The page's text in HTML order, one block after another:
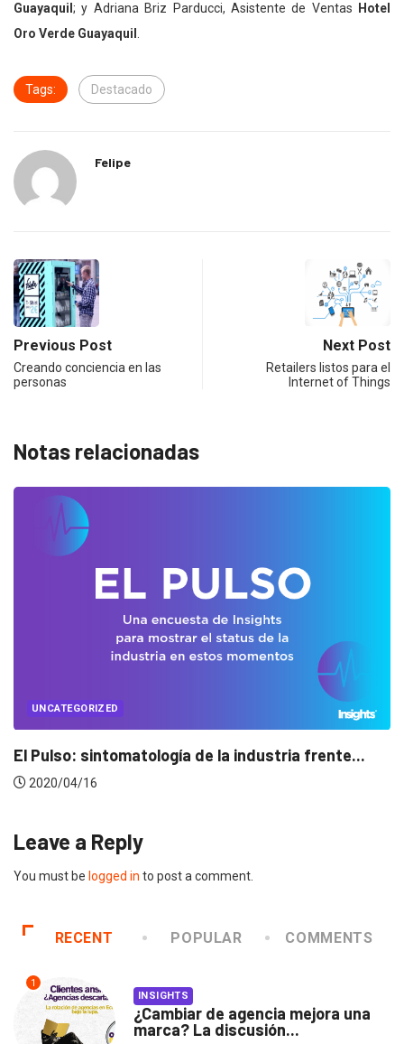
Guayaquil ; y Adriana Briz Parducci, Asistente de Ventas
Hotel
Oro Verde Guayaquil
Tags: Destacado
Felipe
Previous Post
Creando conciencia en las
personas
Next Post
Retailers listos para el
Internet of Things
Notas relacionadas
UNCATEGORIZED
Conectados en época de pausa
2020/04/14
Leave a Reply
You must be logged in to post a comment.
RECENT POPULAR COMMENTS
1
INSIGHTS
¿Cambiar de agencia mejora una
marca? La discusión...